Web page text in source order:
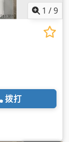
1 /9
拨打